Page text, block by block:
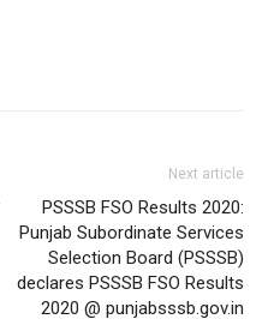
Next article
PSSSB FSO Results 2020:
Punjab Subordinate Services
Selection Board (PSSSB)
declares PSSSB FSO Results
2020 @ punjabsssb.gov.in